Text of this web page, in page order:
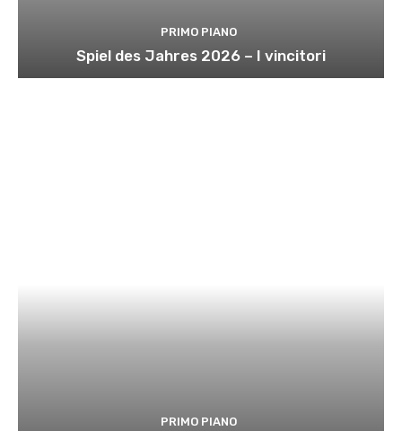
PRIMO PIANO
Spiel des Jahres 2026 – I vincitori
PRIMO PIANO